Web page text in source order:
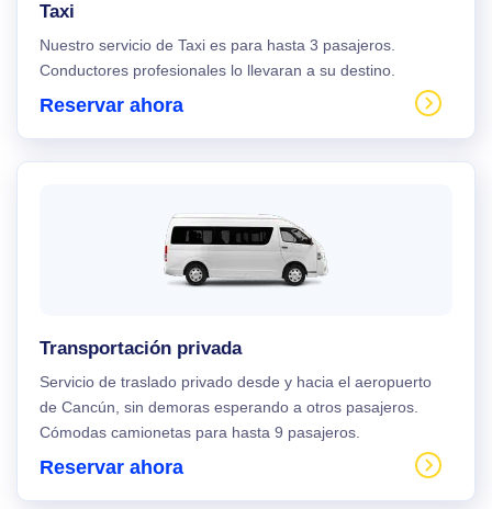
Taxi
Nuestro servicio de Taxi es para hasta 3 pasajeros.
Conductores profesionales lo llevaran a su destino.
Reservar ahora
Transportación privada
Servicio de traslado privado desde y hacia el aeropuerto
de Cancún, sin demoras esperando a otros pasajeros.
Cómodas camionetas para hasta 9 pasajeros.
Reservar ahora